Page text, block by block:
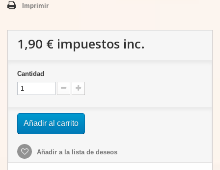
Imprimir
1,90 € impuestos inc.
Cantidad
Añadir al carrito
Añadir a la lista de deseos